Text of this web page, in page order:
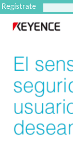
Regístrate